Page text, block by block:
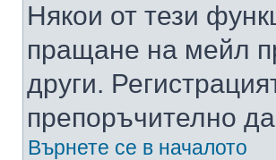
Някои от тези
пращане на мейл
други.
препоръчително
Върнете се в началото